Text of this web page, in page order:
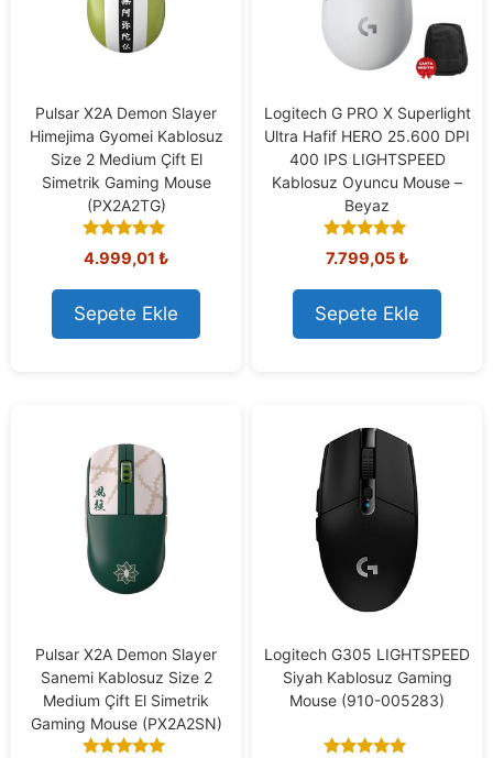
Pulsar X2A Demon Slayer
Himejima Gyomei Kablosuz
Size 2 Medium Çift El
Simetrik Gaming Mouse
(PX2A2TG)
5.00
out of 5
4.999,01 ₺
Sepete Ekle
Logitech G PRO X Superlight
Ultra Hafif HERO 25.600 DPI
400 IPS LIGHTSPEED
Kablosuz Oyuncu Mouse –
Beyaz
5.00
out of 5
Orijinal
8.308,73 ₺.
7.799,05₺Şu
7.799,05 ₺.
Sepete Ekle
Pulsar X2A Demon Slayer
Sanemi Kablosuz Size 2
Medium Çift El Simetrik
Gaming Mouse (PX2A2SN)
Logitech G305 LIGHTSPEED
Siyah Kablosuz Gaming
Mouse (910-005283)